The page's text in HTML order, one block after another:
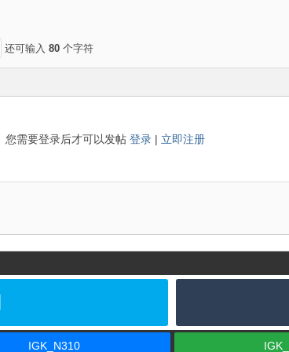
还可输入 80 个字符
您需要登录后才可以发帖 登录 | 立即注册
IGK_N310